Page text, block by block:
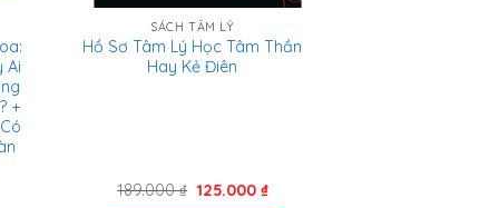
Ai
+
SÁCH TÂM LÝ
Hồ Sơ Tâm Lý Học Tâm Thần
Hay Kẻ Điên
189.000₫ Giá
125.000 ₫Giá